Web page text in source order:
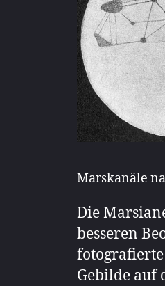
Marskanäle
Die
besseren
Gebilde auf